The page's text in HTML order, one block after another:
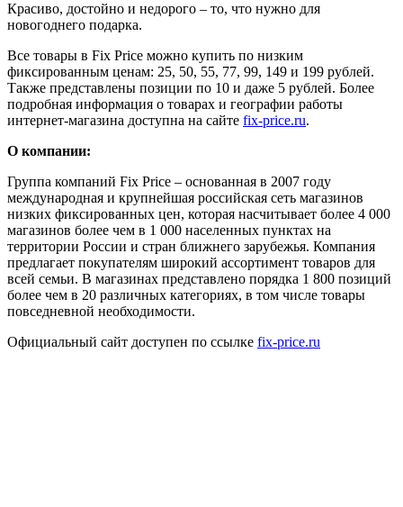
Красиво, достойно и недорого – то, что нужно для
новогоднего подарка.
Все товары в Fix Price можно купить по низким
фиксированным ценам: 25, 50, 55, 77, 99, 149 и 199 рублей.
Также представлены позиции по 10 и даже 5 рублей. Более
подробная информация о товарах и географии работы
интернет-магазина доступна на сайте fix-price.ru.
О компании:
Группа компаний Fix Price – основанная в 2007 году
международная и крупнейшая российская сеть магазинов
низких фиксированных цен, которая насчитывает более 4 000
магазинов более чем в 1 000 населенных пунктах на
территории России и стран ближнего зарубежья. Компания
предлагает покупателям широкий ассортимент товаров для
всей семьи. В магазинах представлено порядка 1 800 позиций
более чем в 20 различных категориях, в том числе товары
повседневной необходимости.
Официальный сайт доступен по ссылке fix-price.ru